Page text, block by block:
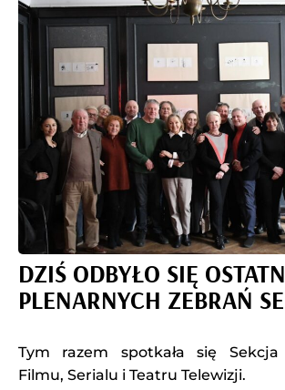
DZIŚ ODBYŁO SIĘ
PLENARNYCH ZEBRAŃ
Tym razem spotkała się Sekcja
Filmu, Serialu i Teatru Telewizji.